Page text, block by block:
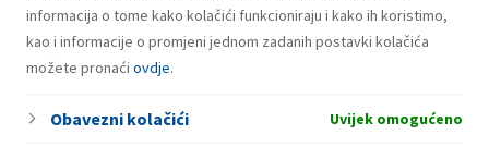
informacija o tome kako kolačići funkcioniraju i kako ih koristimo,
kao i informacije o promjeni jednom zadanih postavki kolačića
možete pronaći ovdje.
Obavezni kolačići Uvijek omogućeno